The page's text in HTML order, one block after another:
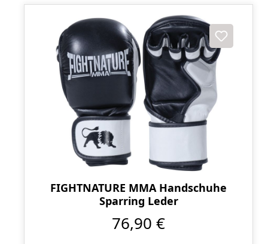
FIGHTNATURE MMA Handschuhe
Sparring Leder
76,90 €